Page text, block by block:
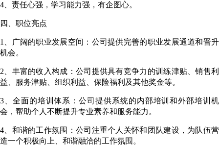
4、责任心强，学习能力强，有企图心。
四、职位亮点
1、广阔的职业发展空间：公司提供完善的职业发展通道和晋升
机会。
2、丰富的收入构成：公司提供具有竞争力的训练津贴、销售利
益、服务津贴、组织利益、保险福利及其他奖金等。
3、全面的培训体系：公司提供系统的内部培训和外部培训机
会，帮助个人不断提升专业素养和服务能力。
4、和谐的工作氛围：公司注重个人关怀和团队建设，为队伍营
造一个积极向上、和谐融洽的工作氛围。